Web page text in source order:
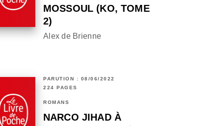
MOSSOUL (KO, TOME
2)
Alex de Brienne
PARUTION : 08/06/2022
224 PAGES
ROMANS
NARCO JIHAD À